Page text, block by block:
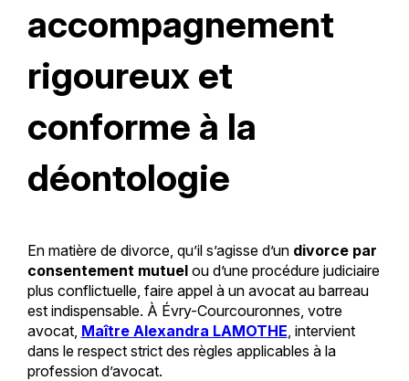
accompagnement
rigoureux et
conforme à la
déontologie
En matière de divorce, qu’il s’agisse d’un divorce par
consentement mutuel ou d’une procédure judiciaire
plus conflictuelle, faire appel à un avocat au barreau
est indispensable. À Évry-Courcouronnes, votre
avocat, Maître Alexandra LAMOTHE , intervient
dans le respect strict des règles applicables à la
profession d’avocat.